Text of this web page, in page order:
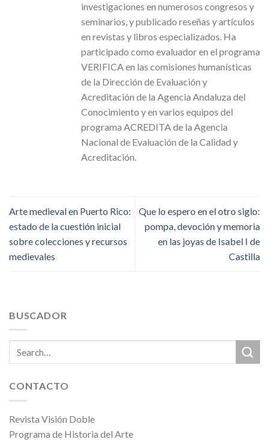
investigaciones en numerosos congresos y
seminarios, y publicado reseñas y artículos
en revistas y libros especializados. Ha
participado como evaluador en el programa
VERIFICA en las comisiones humanísticas
de la Dirección de Evaluación y
Acreditación de la Agencia Andaluza del
Conocimiento y en varios equipos del
programa ACREDITA de la Agencia
Nacional de Evaluación de la Calidad y
Acreditación.
Arte medieval en Puerto Rico:
estado de la cuestión inicial
sobre colecciones y recursos
medievales
Que lo espero en el otro siglo:
pompa, devoción y memoria
en las joyas de Isabel I de
Castilla
BUSCADOR
CONTACTO
Revista Visión Doble
Programa de Historia del Arte